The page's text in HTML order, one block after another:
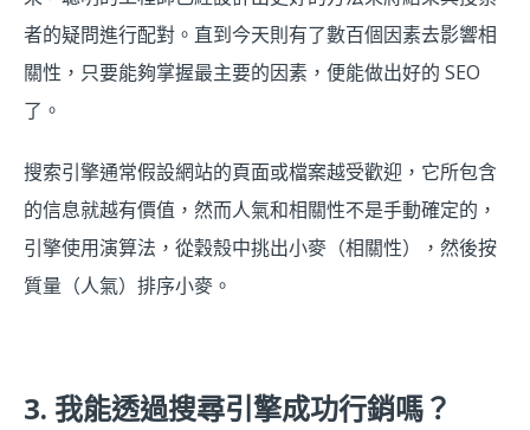
者的疑問進行配對。直到今天則有了數百個因素去影響相
關性，只要能夠掌握最主要的因素，便能做出好的 SEO
了。
搜索引擎通常假設網站的頁面或檔案越受歡迎，它所包含
的信息就越有價值，然而人氣和相關性不是手動確定的，
引擎使用演算法，從穀殼中挑出小麥（相關性），然後按
質量（人氣）排序小麥。
3. 我能透過搜尋引擎成功行銷嗎？